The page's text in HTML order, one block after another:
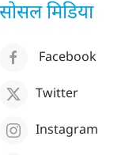
सोसल मिडिया
Facebook
Twitter
Instagram